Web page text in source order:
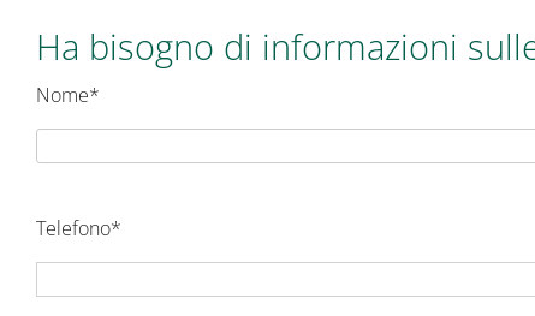
Ha bisogno di informazioni
Nome*
Telefono*